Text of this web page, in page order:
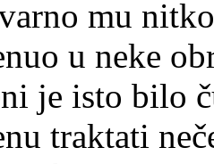
mu
u neke
je isto bilo
traktati